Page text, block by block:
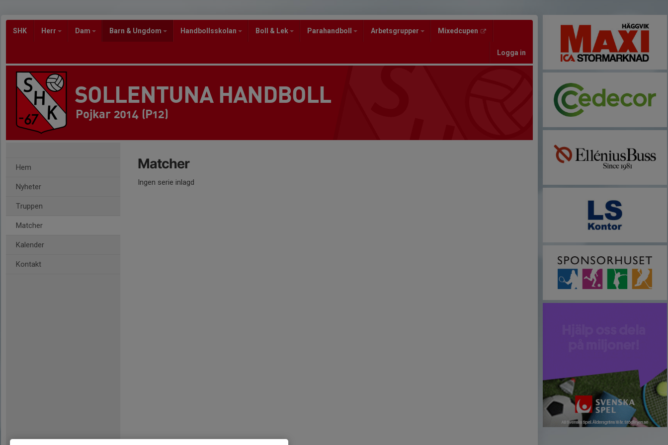
SHK Herr Dam Barn & Ungdom Handbollsskolan Boll & Lek Parahandboll Arbetsgrupper Mixedcupen
Logga in
SOLLENTUNA HANDBOLL
Pojkar 2014 (P12)
Hem
Nyheter
Truppen
Matcher
Kalender
Kontakt
Matcher
Ingen serie inlagd